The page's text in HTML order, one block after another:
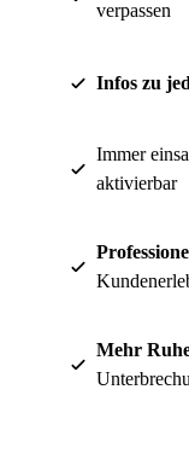
verpassen
Infos zu
Immer
aktivierbar
Mehr